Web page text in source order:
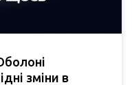
зміни в